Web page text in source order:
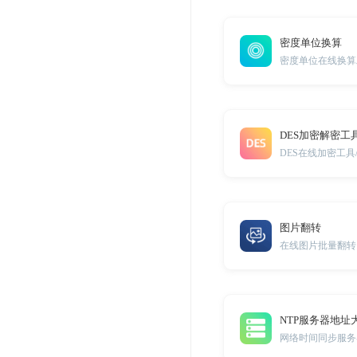
密度单位换算
密度单位在线换
DES加密解密工
DES在线加密工
图片翻转
在线图片批量翻
NTP服务器地址
网络时间同步服